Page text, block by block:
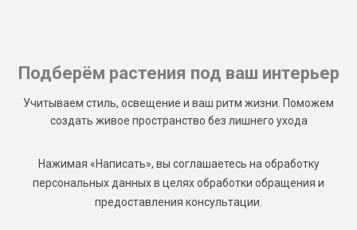
Подберём растения под ваш интерьер
Учитываем стиль, освещение и ваш ритм жизни. Поможем
создать живое пространство без лишнего ухода
Нажимая «Написать», вы соглашаетесь на обработку
персональных данных в целях обработки обращения и
предоставления консультации.